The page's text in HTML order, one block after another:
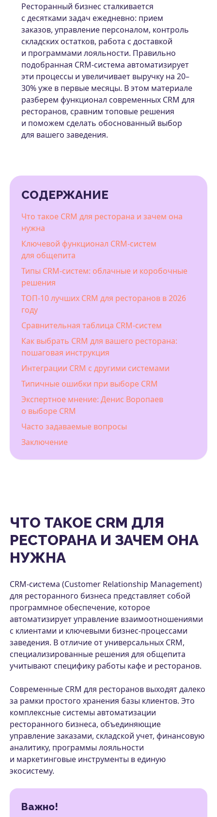
Ресторанный бизнес сталкивается
с десятками задач ежедневно: прием
заказов, управление персоналом, контроль
складских остатков, работа с доставкой
и программами лояльности. Правильно
подобранная CRM-система автоматизирует
эти процессы и увеличивает выручку на 20–
30% уже в первые месяцы. В этом материале
разберем функционал современных CRM для
ресторанов, сравним топовые решения
и поможем сделать обоснованный выбор
для вашего заведения.
СОДЕРЖАНИЕ
Что такое CRM для ресторана и зачем она
нужна
Ключевой функционал CRM-систем
для общепита
Типы CRM-систем: облачные и коробочные
решения
ТОП-10 лучших CRM для ресторанов в 2026
году
Сравнительная таблица CRM-систем
Как выбрать CRM для вашего ресторана:
пошаговая инструкция
Интеграции CRM с другими системами
Типичные ошибки при выборе CRM
Экспертное мнение: Денис Воропаев
о выборе CRM
Часто задаваемые вопросы
Заключение
ЧТО ТАКОЕ CRM ДЛЯ
РЕСТОРАНА И ЗАЧЕМ ОНА
НУЖНА
CRM-система (Customer Relationship Management)
для ресторанного бизнеса представляет собой
программное обеспечение, которое
автоматизирует управление взаимоотношениями
с клиентами и ключевыми бизнес-процессами
заведения. В отличие от универсальных CRM,
специализированные решения для общепита
учитывают специфику работы кафе и ресторанов.
Современные CRM для ресторанов выходят далеко
за рамки простого хранения базы клиентов. Это
комплексные системы автоматизации
ресторанного бизнеса, объединяющие
управление заказами, складской учет, финансовую
аналитику, программы лояльности
и маркетинговые инструменты в единую
экосистему.
Важно!